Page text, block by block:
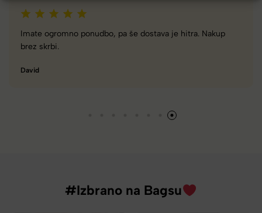
Imate ogromno ponudbo, pa še dostava je hitra. Nakup
brez skrbi.
David
#Izbrano na Bagsu